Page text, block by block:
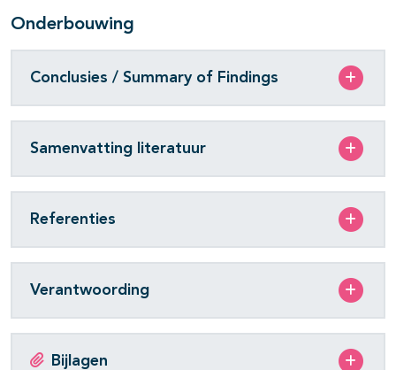
open- en dichtklappen
Onderbouwing
Conclusies / Summary of Findings
Samenvatting literatuur
Referenties
Verantwoording
Bijlagen